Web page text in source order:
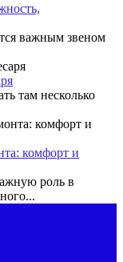
важным звеном
там несколько
комфорт и
роль в